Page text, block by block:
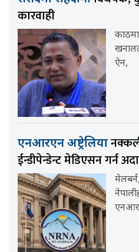
कारवाही
ऐन,
एनआरएन अष्ट्रेलिया
ईन्डीपेन्डेन्ट मेडिएसन गर्न